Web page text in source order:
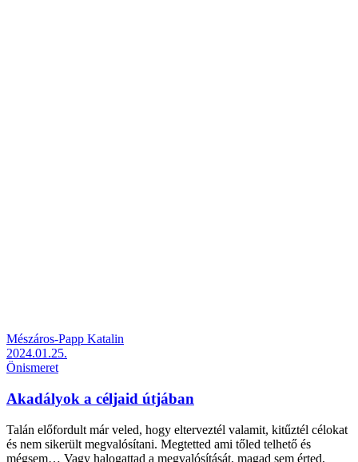
Mészáros-Papp Katalin
2024.01.25.
Önismeret
Akadályok a céljaid útjában
Talán előfordult már veled, hogy elterveztél valamit, kitűztél célokat
és nem sikerült megvalósítani. Megtetted ami tőled telhető és
mégsem… Vagy halogattad a megvalósítását, magad sem érted,